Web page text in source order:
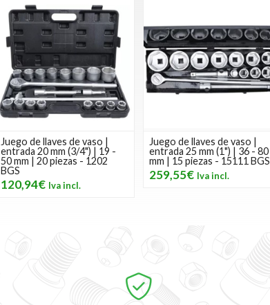
Juego de llaves de vaso |
entrada 20 mm (3/4") | 19 -
50 mm | 20 piezas - 1202
BGS
120,94€
Juego de llaves de vaso |
entrada 25 mm (1") | 36 - 80
mm | 15 piezas - 15111 BGS
259,55€